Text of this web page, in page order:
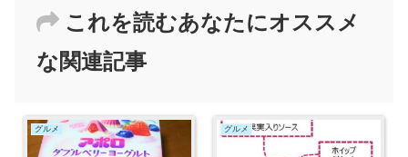
これを読むあなたにオススメ
な関連記事
グルメ グルメ